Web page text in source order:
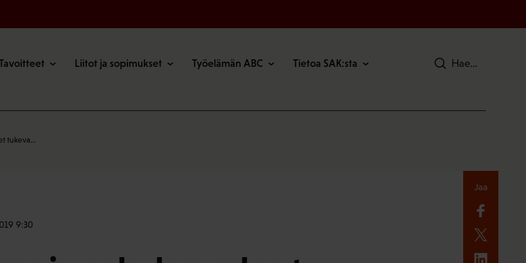
Liitot ja sopimukset Työelämän ABC Tietoa SAK:sta Hae
tukeva…
9:30
Jaa